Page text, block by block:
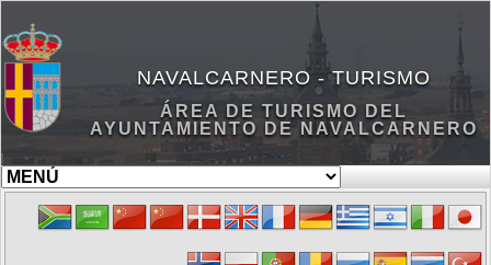
NAVALCARNERO - TURISMO
ÁREA DE TURISMO DEL
AYUNTAMIENTO DE NAVALCARNERO